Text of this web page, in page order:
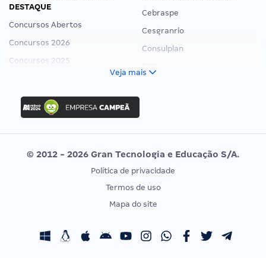
DESTAQUE
Concursos Abertos
Concursos 2026
Concursos 2025
Concurso Ibama
Concurso MPU
Editais publicados
Cebraspe
Cesgranrio
Consulplan
Vunesp
CONCURSOS POR PROFISSÃO
Concursos Fiscais
EXAME DE ORDEM
Calendário OAB
Veja mais
© 2012 - 2026 Gran Tecnologia e Educação S/A.
Política de privacidade
Termos de uso
Mapa do site